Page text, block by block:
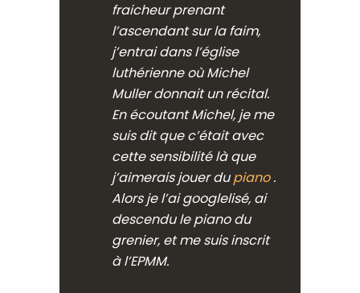
fraicheur prenant
l’ascendant sur la faim,
j’entrai dans l’église
luthérienne où Michel
Muller donnait un récital.
En écoutant Michel, je me
suis dit que c’était avec
cette sensibilité là que
j’aimerais jouer dupiano.
Alors je l’ai googlelisé, ai
descendu le piano du
grenier, et me suis inscrit
à l’EPMM.